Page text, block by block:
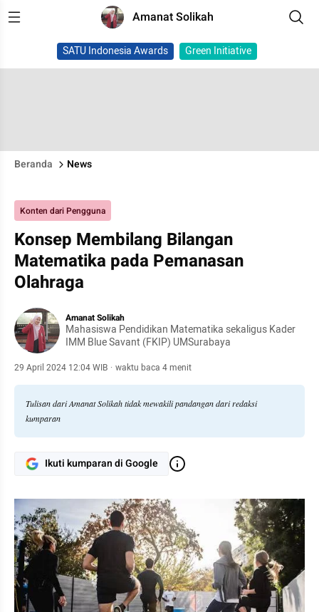
Amanat Solikah
SATU Indonesia Awards Green Initiative
Beranda News
Konten dari Pengguna
Konsep Membilang Bilangan
Matematika pada Pemanasan
Olahraga
Amanat Solikah
Mahasiswa Pendidikan Matematika sekaligus Kader
IMM Blue Savant (FKIP) UMSurabaya
29 April 2024 12:04 WIB · waktu baca 4 menit
Tulisan dari Amanat Solikah tidak mewakili pandangan dari redaksi
kumparan
Ikuti kumparan di Google